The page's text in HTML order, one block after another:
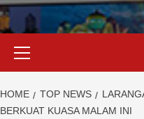
HOME TOP NEWS
BERKUAT KUASA MALAM INI